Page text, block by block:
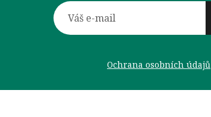
Ochrana osobních údajů